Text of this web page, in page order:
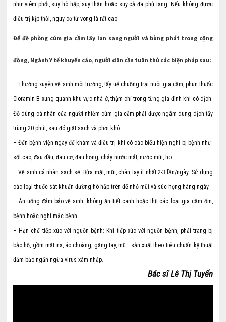
như viêm phổi, suy hô hấp, suy thận hoặc suy cả đa phủ tạng. Nếu không được
điều trị kịp thời, nguy cơ tử vong là rất cao.
Để đề phòng cúm gia cầm lây lan sang người và bùng phát trong cộng
đồng, Ngành Y tế khuyến cáo, người dân cần tuân thủ các biện pháp sau:
– Thường xuyên vệ sinh môi trường, tẩy uế chuồng trại nuôi gia cầm, phun thuốc
Cloramin B xung quanh khu vực nhà ở, thậm chí trong từng gia đình khi có dịch.
Đồ dùng cá nhân của người nhiễm cúm gia cầm phải được ngâm dung dịch tẩy
trùng 20 phút, sau đó giặt sạch và phơi khô.
– Đến bệnh viện ngay để khám và điều trị khi có các biểu hiện nghi bị bệnh như:
sốt cao, đau đầu, đau cơ, đau họng, chảy nước mắt, nước mũi, ho…
– Vệ sinh cá nhân sạch sẽ: Rửa mặt, mũi, chân tay ít nhất 2-3 lần/ngày. Sử dụng
các loại thuốc sát khuẩn đường hô hấp trên để nhỏ mũi và súc họng hàng ngày.
– Ăn uống đảm bảo vệ sinh: không ăn tiết canh hoặc thịt các loại gia cầm ốm,
bệnh hoặc nghi mắc bệnh.
– Hạn chế tiếp xúc với nguồn bệnh: Khi tiếp xúc với nguồn bệnh, phải trang bị
bảo hộ, gồm mặt nạ, áo choàng, găng tay, mũ… sản xuất theo tiêu chuẩn kỹ thuật
đảm bảo ngăn ngừa virus xâm nhập.
Bác sĩ Lê Thị Tuyến